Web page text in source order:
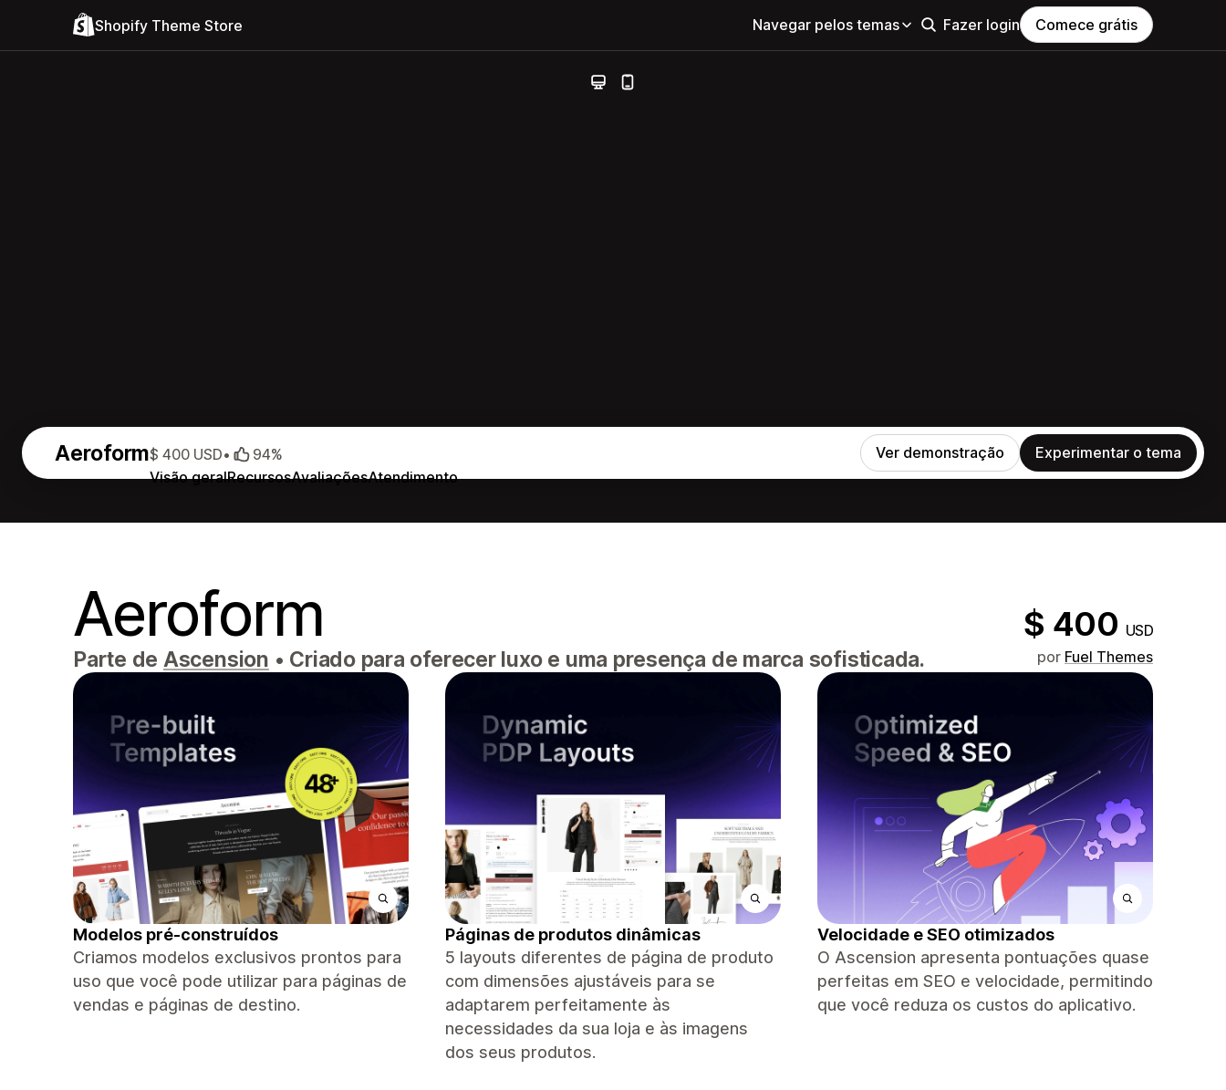
Shopify Theme Store Navegar pelos temas Fazer login Comece grátis
Aeroform
Visão geralRecursosAvaliaçõesAtendimento
$ 400 USD• 94% Ver demonstração Experimentar o tema
Aeroform $ 400 USD
Parte de Ascension • Criado para oferecer luxo e uma presença de marca sofisticada. por Fuel Themes
Modelos pré-construídos
Criamos modelos exclusivos prontos para
uso que você pode utilizar para páginas de
vendas e páginas de destino.
Páginas de produtos dinâmicas
5 layouts diferentes de página de produto
com dimensões ajustáveis ​​para se
adaptarem perfeitamente às
necessidades da sua loja e às imagens
dos seus produtos.
Velocidade e SEO otimizados
O Ascension apresenta pontuações quase
perfeitas em SEO e velocidade, permitindo
que você reduza os custos do aplicativo.